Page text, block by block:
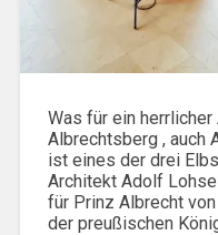
Was für ein
Albrechtsberg , auch
ist eines der drei
Architekt Adolf
für Prinz Albrecht
der preußischen